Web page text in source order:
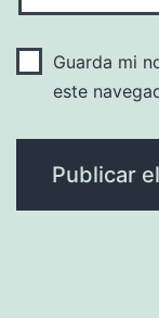
Guarda mi
este